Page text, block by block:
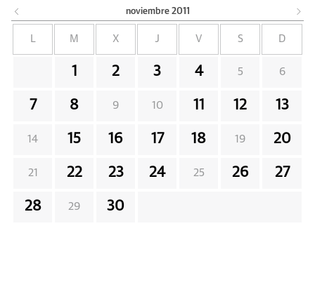
noviembre 2011
L M X J V S D
1 2 3 4 5 6
7 8 9 10 11 12 13
14 15 16 17 18 19 20
21 22 23 24 25 26 27
28 29 30